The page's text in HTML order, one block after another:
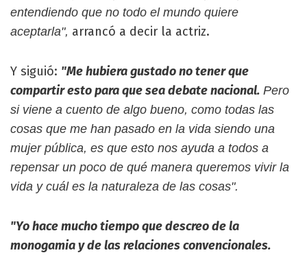
entendiendo que no todo el mundo quiere
aceptarla", arrancó a decir la actriz.
Y siguió: "Me hubiera gustado no tener que
compartir esto para que sea debate nacional. Pero
si viene a cuento de algo bueno, como todas las
cosas que me han pasado en la vida siendo una
mujer pública, es que esto nos ayuda a todos a
repensar un poco de qué manera queremos vivir la
vida y cuál es la naturaleza de las cosas".
"Yo hace mucho tiempo que descreo de la
monogamia y de las relaciones convencionales.